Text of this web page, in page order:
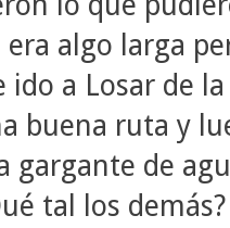
algo larga
ido a Losar de
buena ruta y
gargante de
tal los